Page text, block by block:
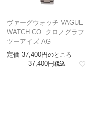
ヴァーグウォッチ VAGUE
WATCH CO. クロノグラフ
ツーアイズ AG
定価 37,400 のところ
37,400 税込